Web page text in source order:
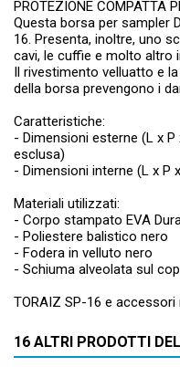
PROTEZIONE COMPATTA
Questa borsa per sampler
16. Presenta, inoltre, uno
cavi, le cuffie e molto altro
Il rivestimento velluatto e
della borsa prevengono i
Caratteristiche:
- Dimensioni esterne (L x
esclusa)
- Dimensioni interne (L x P
Materiali utilizzati:
- Corpo stampato EVA
- Poliestere balistico nero
- Fodera in velluto nero
- Schiuma alveolata sul
TORAIZ SP-16 e accessori
16 ALTRI PRODOTTI